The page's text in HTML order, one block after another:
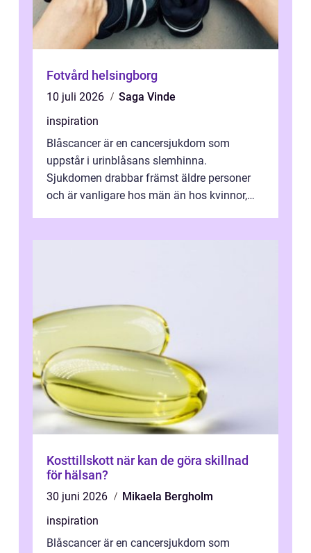
Fotvård helsingborg
10 juli 2026
Saga Vinde
inspiration
Blåscancer är en cancersjukdom som
uppstår i urinblåsans slemhinna.
Sjukdomen drabbar främst äldre personer
och är vanligare hos män än hos kvinnor,
Kosttillskott när kan de göra skillnad
för hälsan?
30 juni 2026
Mikaela Bergholm
inspiration
Blåscancer är en cancersjukdom som